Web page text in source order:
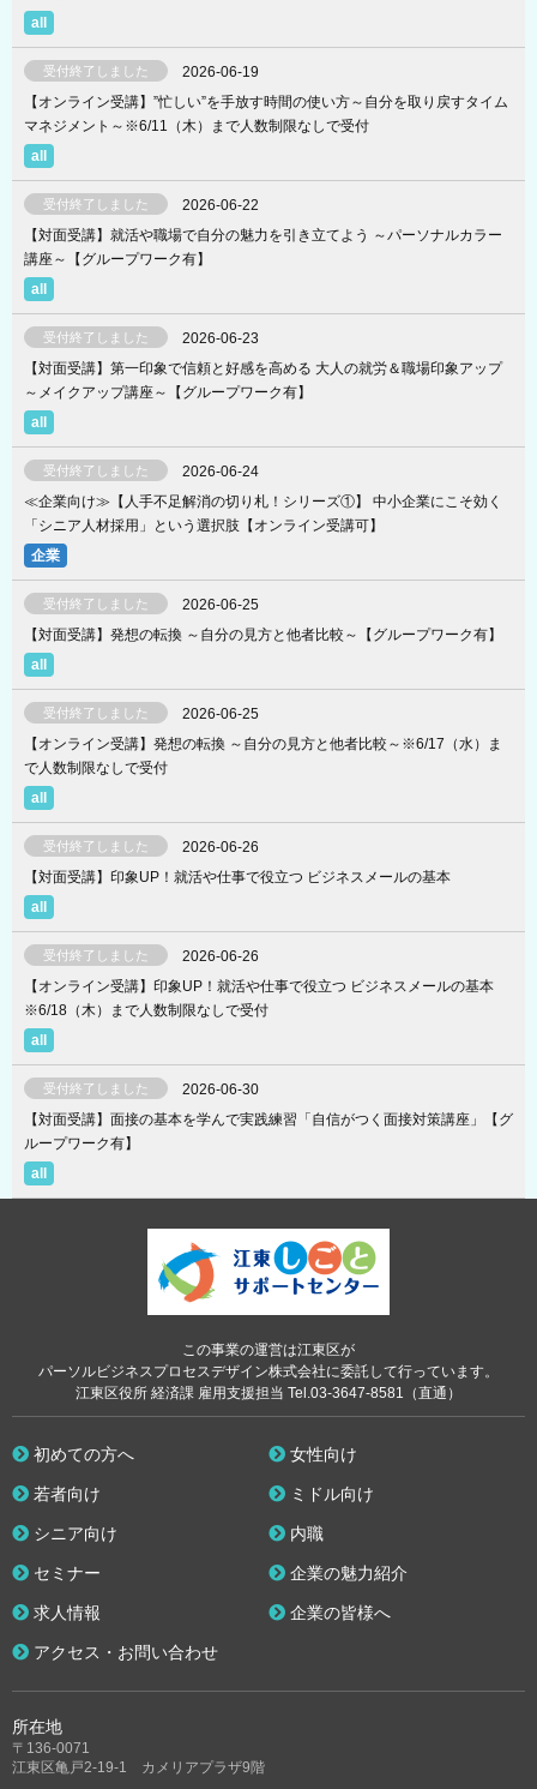
受付終了しました
2026-06-19
【オンライン受講】”忙しい”を手放す時間の使い方～自分を取り戻すタイム
マネジメント～※6/11（木）まで人数制限なしで受付
受付終了しました
2026-06-22
【対面受講】就活や職場で自分の魅力を引き立てよう ～パーソナルカラー
講座～【グループワーク有】
受付終了しました
2026-06-23
【対面受講】第一印象で信頼と好感を高める 大人の就労＆職場印象アップ
～メイクアップ講座～【グループワーク有】
受付終了しました
2026-06-24
≪企業向け≫【人手不足解消の切り札！シリーズ①】 中小企業にこそ効く
「シニア人材採用」という選択肢【オンライン受講可】
受付終了しました
2026-06-25
【対面受講】発想の転換​ ～自分の見方と他者比較～【グループワーク有】
受付終了しました
2026-06-25
【オンライン受講】発想の転換​ ～自分の見方と他者比較～※6/17（水）ま
で人数制限なしで受付
受付終了しました
2026-06-26
【対面受講】印象UP！就活や仕事で役立つ ビジネスメールの基本
受付終了しました
2026-06-26
【オンライン受講】印象UP！就活や仕事で役立つ ビジネスメールの基本
※6/18（木）まで人数制限なしで受付
受付終了しました
2026-06-30
【対面受講】面接の基本を学んで実践練習「自信がつく面接対策講座」【グ
ループワーク有】
この事業の運営は江東区が
パーソルビジネスプロセスデザイン株式会社に委託して行っています。
江東区役所 経済課 雇用支援担当 Tel.03-3647-8581（直通）
所在地
〒136-0071
江東区亀戸2-19-1 カメリアプラザ9階
初めての方へ 女性向け
若者向け ミドル向け
シニア向け 内職
セミナー 企業の魅力紹介
求人情報 企業の皆様へ
アクセス・お問い合わせ